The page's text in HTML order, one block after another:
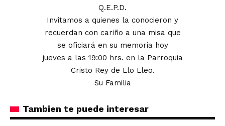
Q.E.P.D.
Invitamos a quienes la conocieron y
recuerdan con cariño a una misa que
se oficiará en su memoria hoy
jueves a las 19:00 hrs. en la Parroquia
Cristo Rey de Llo Lleo.
Su Familia
Tambien te puede interesar